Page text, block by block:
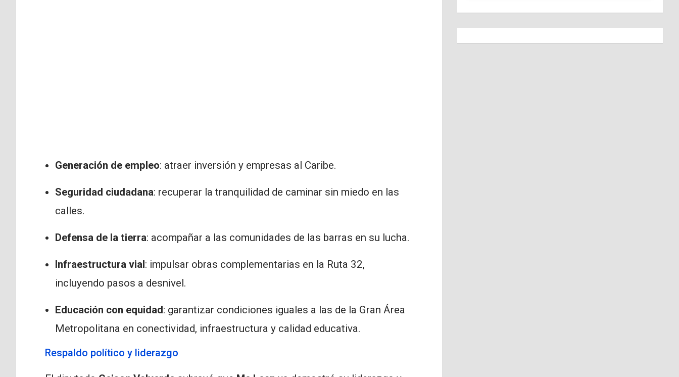
Generación de empleo: atraer inversión y empresas al Caribe.
Seguridad ciudadana: recuperar la tranquilidad de caminar sin miedo en las
calles.
Defensa de la tierra: acompañar a las comunidades de las barras en su lucha.
Infraestructura vial : impulsar obras complementarias en la Ruta 32,
incluyendo pasos a desnivel.
Educación con equidad: garantizar condiciones iguales a las de la Gran Área
Metropolitana en conectividad, infraestructura y calidad educativa.
Respaldo político y liderazgo